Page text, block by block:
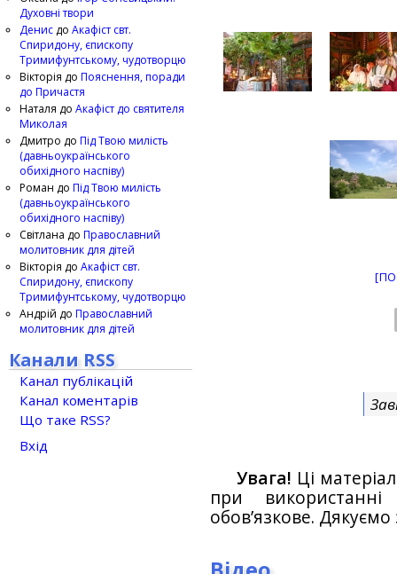
Увага! Ці
при
обов’язкове.
Духовні твори
Денис до Акафіст свт.
Спиридону, єпископу
Тримифунтському, чудотворцю
Вікторія до Пояснення, поради
до Причастя
Наталя до Акафіст до святителя
Миколая
Дмитро до Під Твою милість
(давньоукраїнського
обихідного наспіву)
Роман до Під Твою милість
(давньоукраїнського
обихідного наспіву)
Світлана до Православний
молитовник для дітей
Вікторія до Акафіст свт.
Спиридону, єпископу
Тримифунтському, чудотворцю
Андрій до Православний
молитовник для дітей
Канали RSS
Канал публікацій
Канал коментарів
Що таке RSS?
Вхід